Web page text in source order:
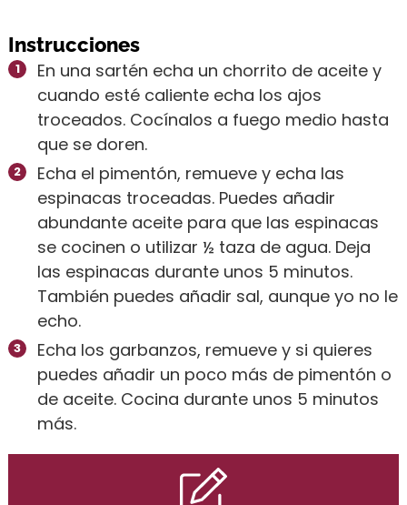
Instrucciones
En una sartén echa un chorrito de aceite y
cuando esté caliente echa los ajos
troceados. Cocínalos a fuego medio hasta
que se doren.
Echa el pimentón, remueve y echa las
espinacas troceadas. Puedes añadir
abundante aceite para que las espinacas
se cocinen o utilizar ½ taza de agua. Deja
las espinacas durante unos 5 minutos.
También puedes añadir sal, aunque yo no le
echo.
Echa los garbanzos, remueve y si quieres
puedes añadir un poco más de pimentón o
de aceite. Cocina durante unos 5 minutos
más.